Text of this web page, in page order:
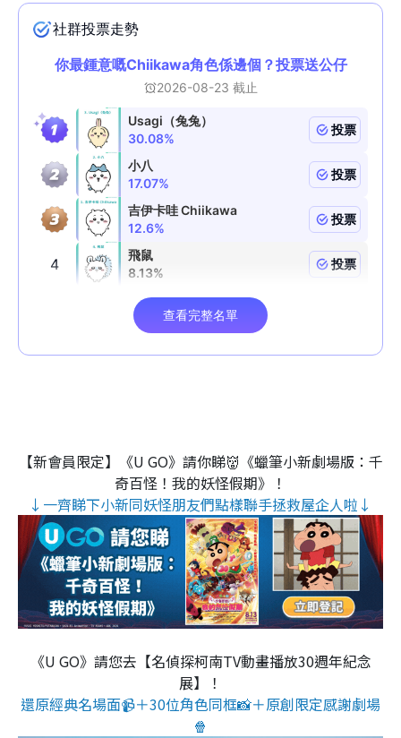
【新會員限定】《U GO》請你睇👹《蠟筆小新劇場版：千
奇百怪！我的妖怪假期》！
↓一齊睇下小新同妖怪朋友們點樣聯手拯救屋企人啦↓
《U GO》請您去【名偵探柯南TV動畫播放30週年紀念
展】！
還原經典名場面📹＋30位角色同框📸＋原創限定感謝劇場
🍿